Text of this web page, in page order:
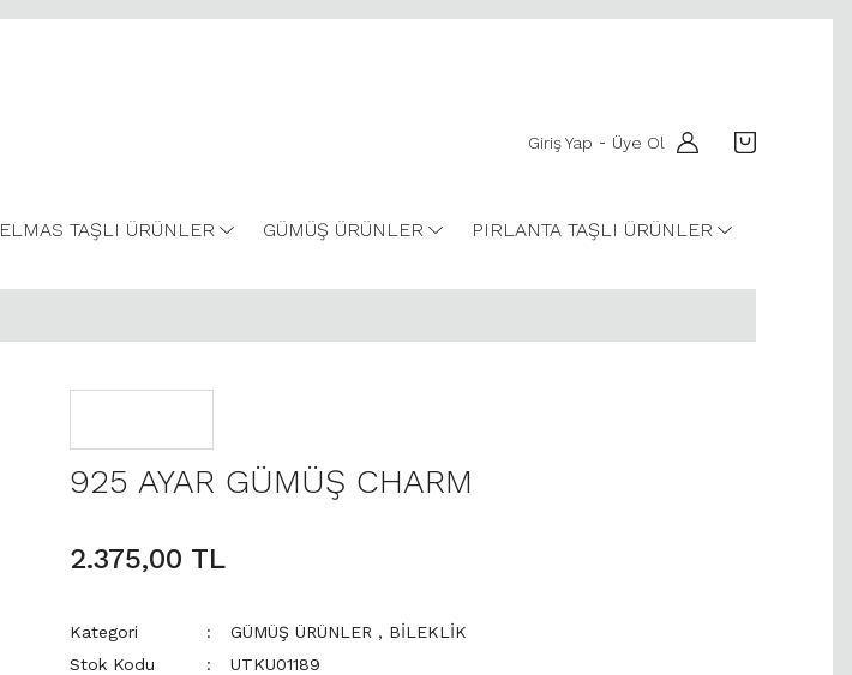
Giriş Yap - Üye Ol
ELMAS TAŞLI ÜRÜNLER GÜMÜŞ ÜRÜNLER PIRLANTA TAŞLI ÜRÜNLER
925 AYAR GÜMÜŞ CHARM
2.375,00 TL
Kategori GÜMÜŞ ÜRÜNLER , BİLEKLİK
Stok Kodu
UTKU01189